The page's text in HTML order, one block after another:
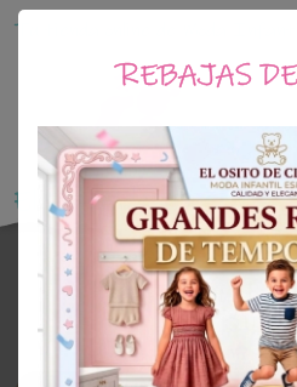
El Osito de Claudia
Tu tienda online de Moda Infantil
Outlet
REBAJAS